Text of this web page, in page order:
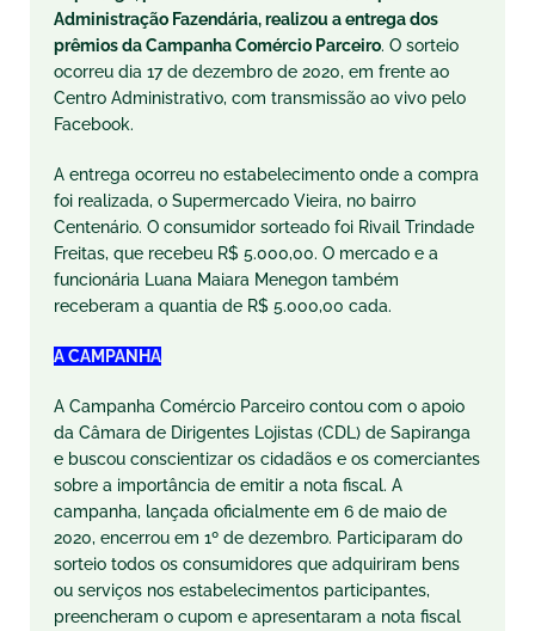
Administração Fazendária, realizou a entrega dos
prêmios da Campanha Comércio Parceiro. O sorteio
ocorreu dia 17 de dezembro de 2020, em frente ao
Centro Administrativo, com transmissão ao vivo pelo
Facebook.
A entrega ocorreu no estabelecimento onde a compra
foi realizada, o Supermercado Vieira, no bairro
Centenário. O consumidor sorteado foi Rivail Trindade
Freitas, que recebeu R$ 5.000,00. O mercado e a
funcionária Luana Maiara Menegon também
receberam a quantia de R$ 5.000,00 cada.
A CAMPANHA
A Campanha Comércio Parceiro contou com o apoio
da Câmara de Dirigentes Lojistas (CDL) de Sapiranga
e buscou conscientizar os cidadãos e os comerciantes
sobre a importância de emitir a nota fiscal. A
campanha, lançada oficialmente em 6 de maio de
2020, encerrou em 1º de dezembro. Participaram do
sorteio todos os consumidores que adquiriram bens
ou serviços nos estabelecimentos participantes,
preencheram o cupom e apresentaram a nota fiscal